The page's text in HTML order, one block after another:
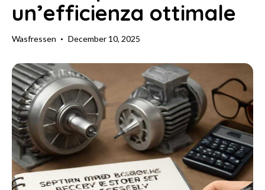
un’efficienza ottimale
Wasfressen December 10, 2025